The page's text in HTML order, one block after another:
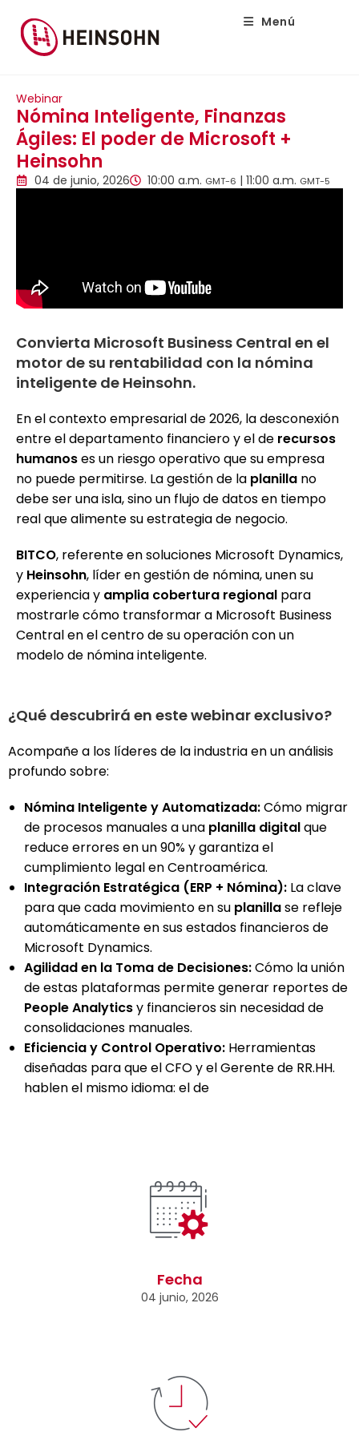
Menú
Webinar
Nómina Inteligente, Finanzas
Ágiles: El poder de Microsoft +
Heinsohn
04 de junio, 2026 10:00 a.m. GMT-6 | 11:00 a.m. GMT-5
Convierta Microsoft Business Central en el
motor de su rentabilidad con la nómina
inteligente de Heinsohn.
En el contexto empresarial de 2026, la desconexión
entre el departamento financiero y el de recursos
humanoses un riesgo operativo que su empresa
no puede permitirse. La gestión de la planilla no
debe ser una isla, sino un flujo de datos en tiempo
real que alimente su estrategia de negocio.
BITCO, referente en soluciones Microsoft Dynamics,
y Heinsohn, líder en gestión de nómina, unen su
experiencia y amplia cobertura regional para
mostrarle cómo transformar a Microsoft Business
Central en el centro de su operación con un
modelo de nómina inteligente.
¿Qué descubrirá en este webinar exclusivo?
Acompañe a los líderes de la industria en un análisis
profundo sobre:
Nómina Inteligente y Automatizada:Cómo migrar
de procesos manuales a una planilla digitalque
reduce errores en un 90% y garantiza el
cumplimiento legal en Centroamérica.
Integración Estratégica (ERP + Nómina): La clave
para que cada movimiento en su planillase refleje
automáticamente en sus estados financieros de
Microsoft Dynamics.
Agilidad en la Toma de Decisiones:Cómo la unión
de estas plataformas permite generar reportes de
People Analyticsy financieros sin necesidad de
consolidaciones manuales.
Eficiencia y Control Operativo: Herramientas
diseñadas para que el CFO y el Gerente de RR.HH.
hablen el mismo idioma: el de
Fecha
04 junio, 2026